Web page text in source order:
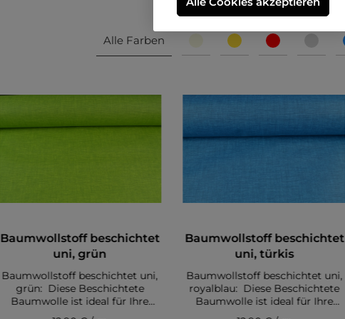
Alle Farben
Baumwollstoff beschichtet
uni, grün
Baumwollstoff beschichtet uni,
grün: Diese Beschichtete
Baumwolle ist ideal für Ihre
nächste Tischdecke, Tasche oder
Baumwollstoff beschichtet
uni, türkis
Baumwollstoff beschichtet uni,
royalblau: Diese Beschichtete
Baumwolle ist ideal für Ihre
nächste Tischdecke, Tasche oder